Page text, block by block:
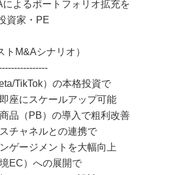
によるポートフォリオ拡充を
資家・PE
M&Aシナリオ）
TikTok）の本格投資で
座にスケールアップ可能
品（PB）の導入で粗利改善
チャネルとの連携で
ゲージメントを大幅向上
EC）への展開で